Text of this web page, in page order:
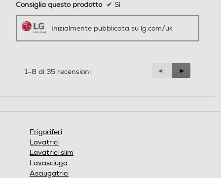
Funzionalità principali
FRESH Converter™: porta il cassetto
FRESH Balancer™: regola l'umidità
Wine Rack: un pratico supporto in
fresco fino a 5 bottiglie di vino
Door & Linear Cooling™: raffredda
più rapidamente il frigorifero e
mantiene la temperatura costante
per conservare i tuoi cibi più a lungo
Peso-Kg Peso-Kg
Consiglia questo prodotto ✔ Sì
Inizialmente pubblicata su lg.com/uk
1–8 di 35 recensioni
Precedente
Reviews
◄
Successiva
Reviews
►
Frigoriferi
Lavatrici
Lavatrici slim
Lavasciuga
Asciugatrici